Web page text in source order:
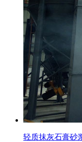
轻质抹灰石膏砂